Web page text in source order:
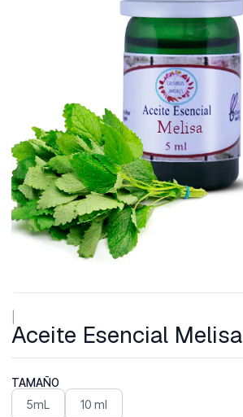
Aceite Esencial Melisa
TAMAÑO
5mL 10 ml